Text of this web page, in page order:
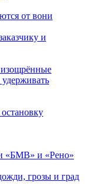
от вони
и
«БМВ» и «Рено»
грозы и град